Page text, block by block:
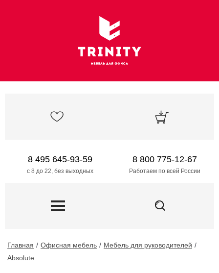
8 495 645-93-59
с 8 до 22, без выходных
8 800 775-12-67
Работаем по всей России
Главная Офисная мебель
Мебель для руководителей
Absolute